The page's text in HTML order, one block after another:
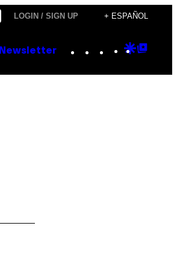
LOGIN / SIGN UP + ESPAÑOL
Newsletter Instagram
TikTok
YouTube
Google